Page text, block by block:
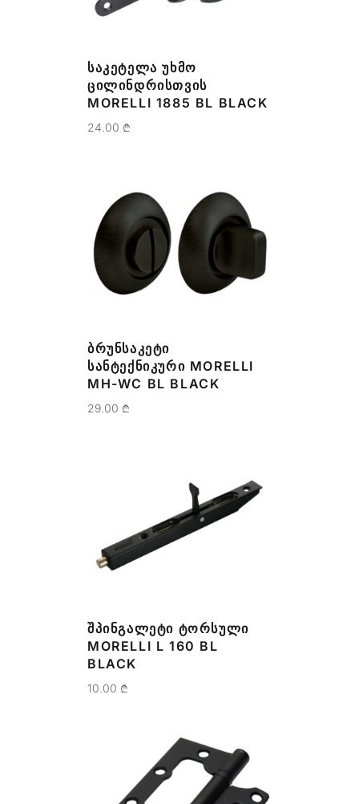
ᲡᲐᲙᲔᲢᲔᲚᲐ ᲣᲮᲛᲝ
ᲪᲘᲚᲘᲜᲓᲠᲘᲡᲗᲕᲘᲡ
MORELLI 1885 BL BLACK
24.00 ₾
ᲑᲠᲣᲜᲡᲐᲙᲔᲢᲘ
ᲡᲐᲜᲢᲔᲥᲜᲘᲙᲣᲠᲘ MORELLI
MH-WC BL BLACK
29.00 ₾
ᲨᲞᲘᲜᲒᲐᲚᲔᲢᲘ ᲢᲝᲠᲡᲣᲚᲘ
MORELLI L 160 BL
BLACK
10.00 ₾